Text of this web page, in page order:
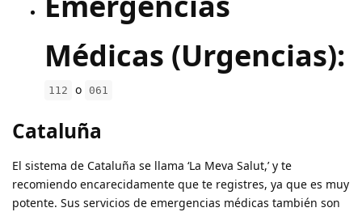
Médicas (Urgencias):
112 o 061
Cataluña
El sistema de Cataluña se llama ‘La Meva Salut,’ y te
recomiendo encarecidamente que te registres, ya que es muy
potente. Sus servicios de emergencias médicas también son